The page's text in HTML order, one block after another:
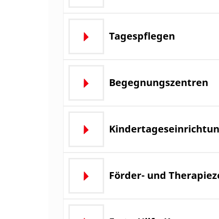
Tagespflegen
Begegnungszentren
Förder- und